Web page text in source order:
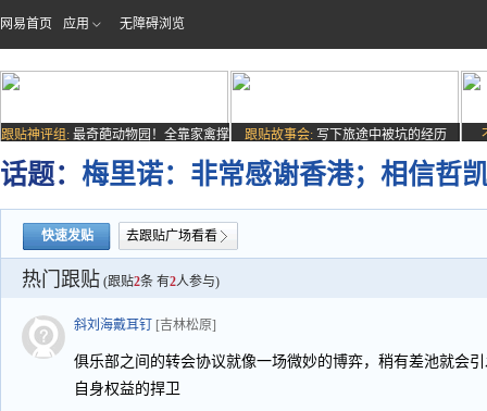
网易首页 应用 无障碍浏览
跟贴神评组: 最奇葩动物园！全靠家禽撑
场子
跟贴故事会: 写下旅途中被坑的经历
话题： 梅里诺：非常感谢香港；相信哲
快速发贴 去跟贴广场看看
热门跟贴 (跟贴2条 有2人参与)
斜刘海戴耳钉 [吉林松原]
俱乐部之间的转会协议就像一场微妙的博弈，稍有差池就会
自身权益的捍卫